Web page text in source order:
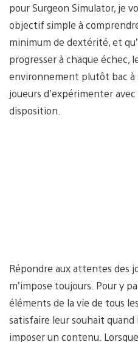
pour Surgeon Simulator, je
objectif simple à
minimum de dextérité, et
progresser à chaque échec,
environnement plutôt bac à
joueurs d’expérimenter
disposition.
Répondre aux attentes des
m’impose toujours. Pour y
éléments de la vie de tous
satisfaire leur souhait
imposer un contenu.